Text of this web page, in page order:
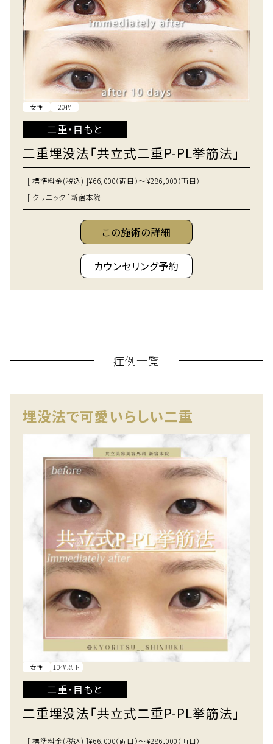
女性 20代
二重・目もと
二重埋没法「共立式二重P-PL挙筋法」
[ 標準料金(税込) ]¥66,000（両目）～¥286,000（両目）
[ クリニック ]新宿本院
この施術の詳細
カウンセリング予約
症例一覧
埋没法で可愛いらしい二重
女性 10代以下
二重・目もと
二重埋没法「共立式二重P-PL挙筋法」
[ 標準料金(税込) ]¥66,000（両目）～¥286,000（両目）